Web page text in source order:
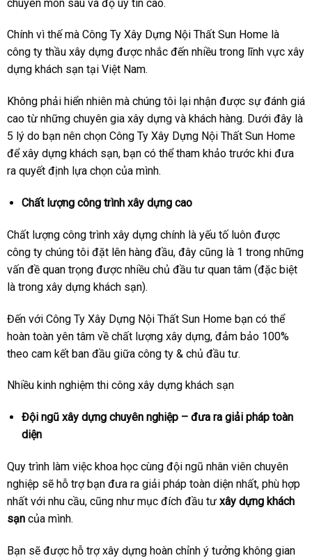
chuyên môn sâu và độ uy tín cao.
Chính vì thế mà Công Ty Xây Dựng Nội Thất Sun Home là
công ty thầu xây dựng được nhắc đến nhiều trong lĩnh vực xây
dựng khách sạn tại Việt Nam.
Không phải hiển nhiên mà chúng tôi lại nhận được sự đánh giá
cao từ những chuyên gia xây dựng và khách hàng. Dưới đây là
5 lý do bạn nên chọn Công Ty Xây Dựng Nội Thất Sun Home
để xây dựng khách sạn, bạn có thể tham khảo trước khi đưa
ra quyết định lựa chọn của mình.
Chất lượng công trình xây dựng cao
Chất lượng công trình xây dựng chính là yếu tố luôn được
công ty chúng tôi đặt lên hàng đầu, đây cũng là 1 trong những
vấn đề quan trọng được nhiều chủ đầu tư quan tâm (đặc biệt
là trong xây dựng khách sạn).
Đến với Công Ty Xây Dựng Nội Thất Sun Home bạn có thể
hoàn toàn yên tâm về chất lượng xây dựng, đảm bảo 100%
theo cam kết ban đầu giữa công ty & chủ đầu tư.
Nhiều kinh nghiệm thi công xây dựng khách sạn
Đội ngũ xây dựng chuyên nghiệp – đưa ra giải pháp toàn
diện
Quy trình làm việc khoa học cùng đội ngũ nhân viên chuyên
nghiệp sẽ hỗ trợ bạn đưa ra giải pháp toàn diện nhất, phù hợp
nhất với nhu cầu, cũng như mục đích đầu tư xây dựng khách
sạncủa mình.
Bạn sẽ được hỗ trợ xây dựng hoàn chỉnh ý tưởng không gian